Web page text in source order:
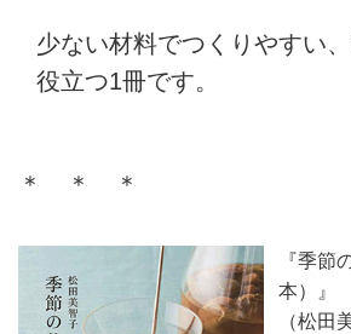
少ない材料でつくりやすい
役立つ1冊です。
＊ ＊ ＊
『季節
本）』
（松田